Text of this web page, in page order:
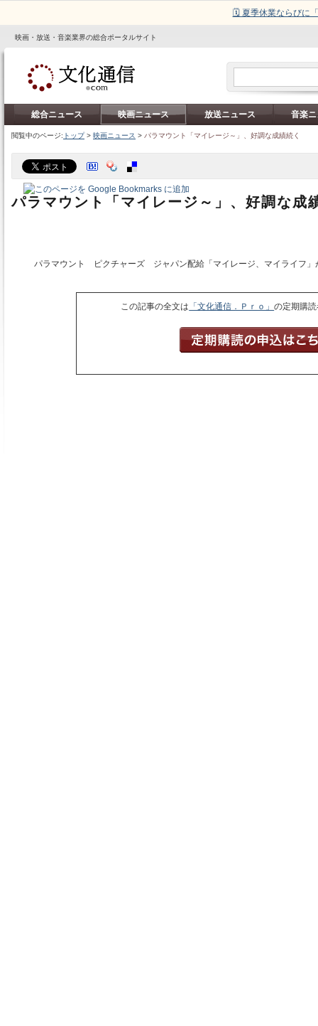
🗓️ 夏季休業ならびに
映画・放送・音楽業界の総合ポータルサイト
総合ニュース 映画ニュース 放送ニュース 音楽
閲覧中のページ: トップ> 映画ニュース > パラマウント「マイレージ～」、好調な成績続く
パラマウント「マイレージ～」、好調な成
パラマウント ピクチャーズ ジャパン配給「マイレージ、マイライフ
この記事の全文は 「文化通信．Ｐｒｏ」の定期購